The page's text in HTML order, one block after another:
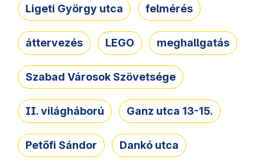
Ligeti György utca felmérés
áttervezés LEGO meghallgatás
Szabad Városok Szövetsége
II. világháború Ganz utca 13-15.
Petőfi Sándor Dankó utca